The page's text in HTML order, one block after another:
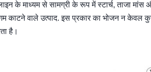
के माध्यम से सामग्री के रूप में स्टार्च, ताजा
काटने वाले उत्पाद. इस प्रकार का भोजन न केवल
है।